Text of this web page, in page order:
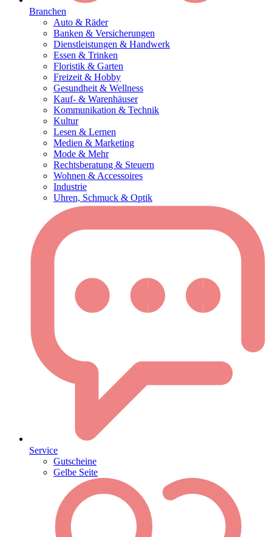
Branchen
Auto & Räder
Banken & Versicherungen
Dienstleistungen & Handwerk
Essen & Trinken
Floristik & Garten
Freizeit & Hobby
Gesundheit & Wellness
Kauf- & Warenhäuser
Kommunikation & Technik
Kultur
Lesen & Lernen
Medien & Marketing
Mode & Mehr
Rechtsberatung & Steuern
Wohnen & Accessoires
Industrie
Uhren, Schmuck & Optik
Service
Gutscheine
Gelbe Seite